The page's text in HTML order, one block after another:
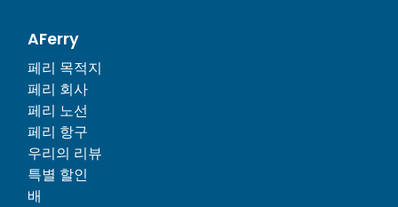
AFerry
페리 목적지
페리 회사
페리 노선
페리 항구
우리의 리뷰
특별 할인
배